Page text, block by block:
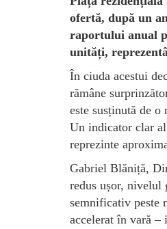
ofertă, după un
raportului anual
unități,
În ciuda acestui
rămâne
este susținută de
Un indicator clar
reprezinte
Gabriel Blăniță,
redus ușor, nivelul
semnificativ peste
accelerat în vară